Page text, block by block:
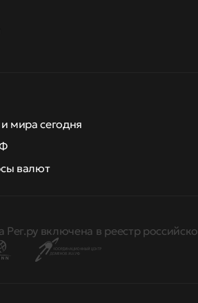
мира сегодня
валют
включена в реестр